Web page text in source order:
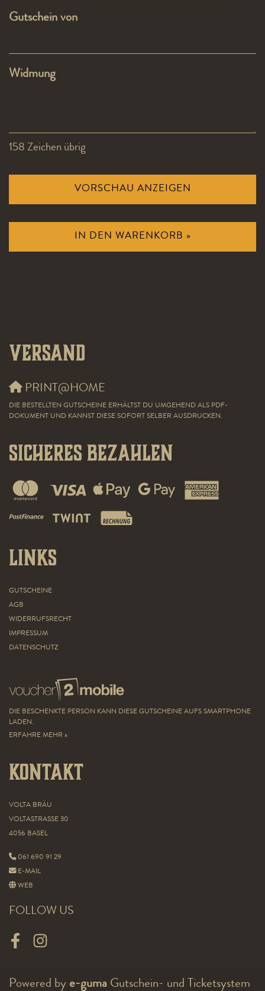
Gutschein von
Widmung
158 Zeichen übrig
VORSCHAU ANZEIGEN
IN DEN WARENKORB »
Versand
PRINT@HOME
DIE BESTELLTEN GUTSCHEINE ERHÄLTST DU UMGEHEND ALS PDF-
DOKUMENT UND KANNST DIESE SOFORT SELBER AUSDRUCKEN.
Sicheres Bezahlen
Links
GUTSCHEINE
AGB
WIDERRUFSRECHT
IMPRESSUM
DATENSCHUTZ
DIE BESCHENKTE PERSON KANN DIESE GUTSCHEINE AUFS SMARTPHONE
LADEN.
ERFAHRE MEHR »
Kontakt
VOLTA BRÄU
VOLTASTRASSE 30
4056 BASEL
061 690 91 29
E-MAIL
WEB
FOLLOW US
FACEBOOKINSTAGRAM
Powered by e-guma Gutschein- und Ticketsystem